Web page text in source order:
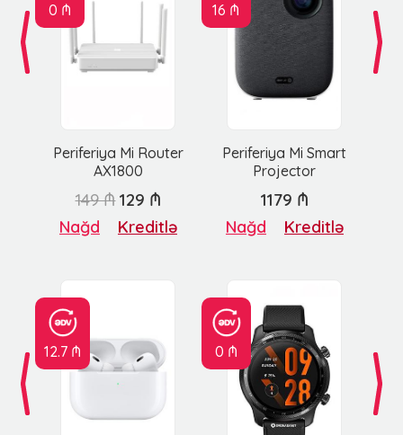
0 ₼
Periferiya Mi Router
AX1800
16 ₼
Periferiya Mi Smart
Projector
149 ₼ 129 ₼
Nağd Kreditlə
1179 ₼
Nağd Kreditlə
12.7 ₼ 0 ₼